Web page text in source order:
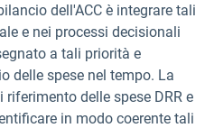
dell'ACC è integrare tali
e nei processi decisionali
a tali priorità e
delle spese nel tempo. La
delle spese DRR e
in modo coerente tali